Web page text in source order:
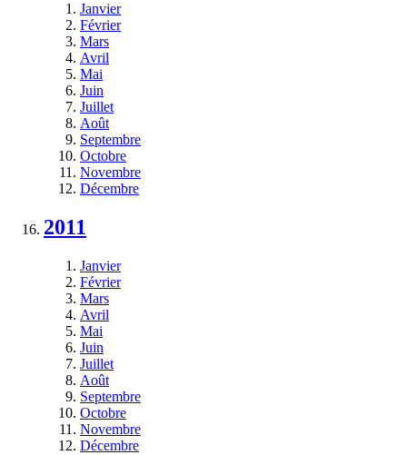
Janvier
Février
Mars
Avril
Mai
Juin
Juillet
Août
Septembre
Octobre
Novembre
Décembre
2011
Janvier
Février
Mars
Avril
Mai
Juin
Juillet
Août
Septembre
Octobre
Novembre
Décembre